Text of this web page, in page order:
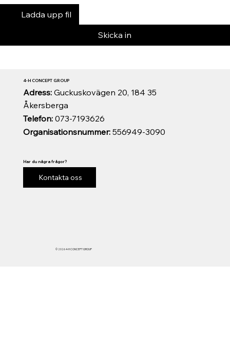
Ladda upp fil
Skicka in
© 2026 4-H CONCEPT GROUP
Organisationsnummer:556949-3090
Telefon:073-7193626
Adress: Guckuskovägen 20, 184 35
Åkersberga
4-H CONCEPT GROUP
Har du några frågor?
Kontakta oss